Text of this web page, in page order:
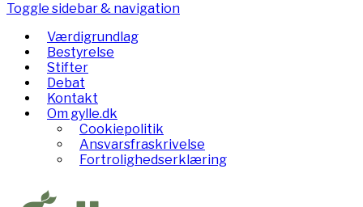
Toggle sidebar & navigation
Værdigrundlag
Bestyrelse
Stifter
Debat
Kontakt
Om gylle.dk
Cookiepolitik
Ansvarsfraskrivelse
Fortrolighedserklæring